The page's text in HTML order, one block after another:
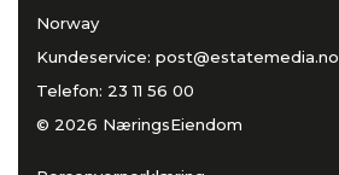
Norway
Kundeservice: post@estatemedia.no
Telefon: 23 11 56 00
© 2026 NæringsEiendom